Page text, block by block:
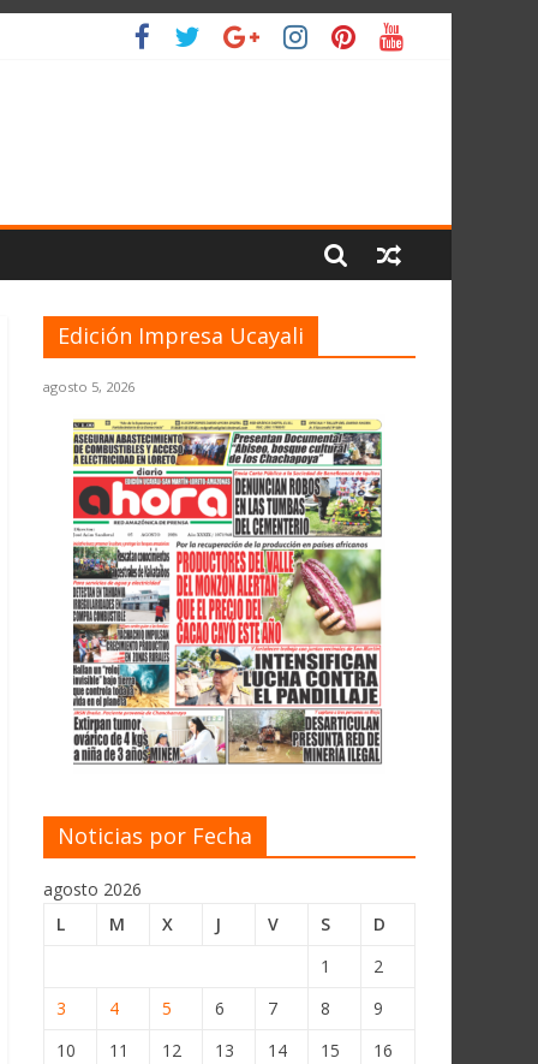
Edición Impresa Ucayali
agosto 5, 2026
Noticias por Fecha
agosto 2026
L
M X J V S
D
1
2
3
4 5 6 7 8
9
10
11 12 13 14 15
16